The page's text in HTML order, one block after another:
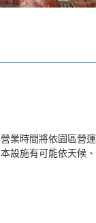
營業時間將依園區營
本設施有可能依天候